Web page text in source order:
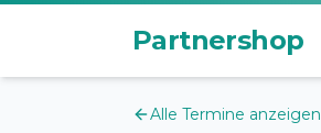
Partnershop
Alle Termine anzeigen